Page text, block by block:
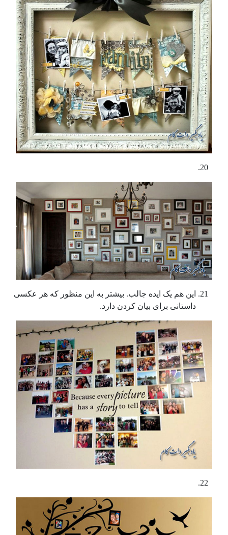
این هم یک ایده جالب. بیشتر به این منظور که هر عکسی
داستانی برای بیان کردن دارد.